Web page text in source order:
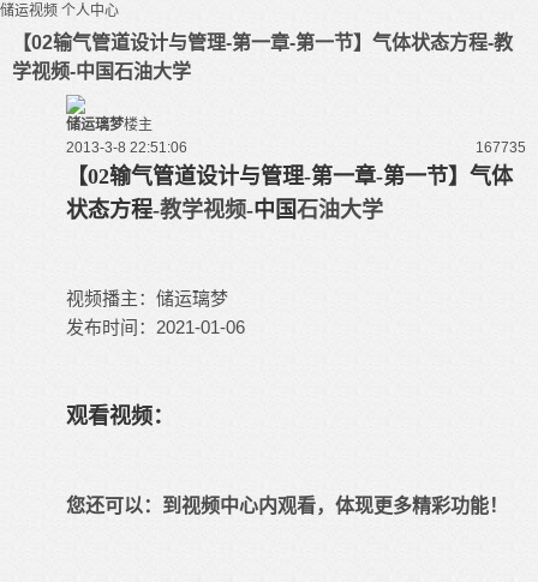
储运视频 个人中心
【02输气管道设计与管理-第一章-第一节】气体状态方程-教
学视频-中国石油大学
储运璃梦楼主
2013-3-8 22:51:06
167735
【02输气管道设计与管理-第一章-第一节】气体
状态方程-教学视频-中国石油大学
视频播主：储运璃梦
发布时间：2021-01-06
观看视频：
您还可以： 到视频中心内观看，体现更多精彩功能！